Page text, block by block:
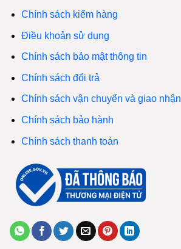
Chính sách kiểm hàng
Điều khoản sử dụng
Chính sách bảo mật thông tin
Chính sách đổi trả
Chính sách vận chuyển và giao nhận
Chính sách bảo hành
Chính sách thanh toán